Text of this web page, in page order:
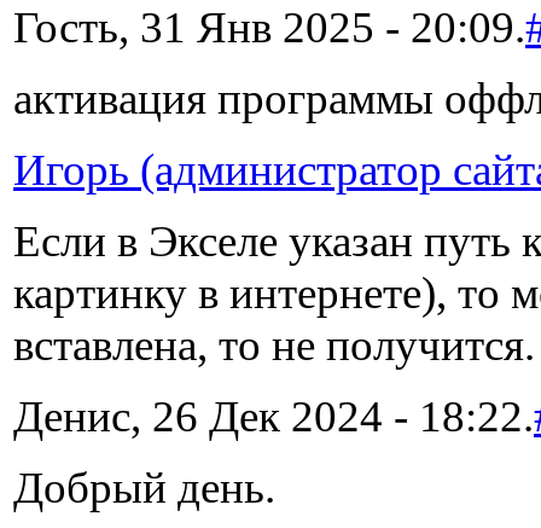
Гость, 31 Янв 2025 - 20:09.
активация программы
Игорь (администратор
Если в Экселе указан путь
картинку в интернете), то
вставлена, то не получится.
Денис, 26 Дек 2024 - 18:22.
Добрый день.